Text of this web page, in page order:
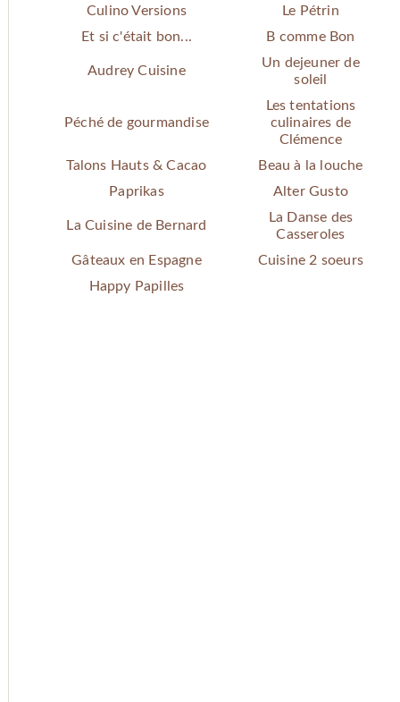
Culino Versions
Le Pétrin
Et si c'était bon...
B comme Bon
Audrey Cuisine
Un dejeuner de
soleil
Péché de gourmandise
Les tentations
culinaires de
Clémence
Talons Hauts & Cacao
Beau à la louche
Paprikas
Alter Gusto
La Cuisine de Bernard
La Danse des
Casseroles
Gâteaux en Espagne
Cuisine 2 soeurs
Happy Papilles